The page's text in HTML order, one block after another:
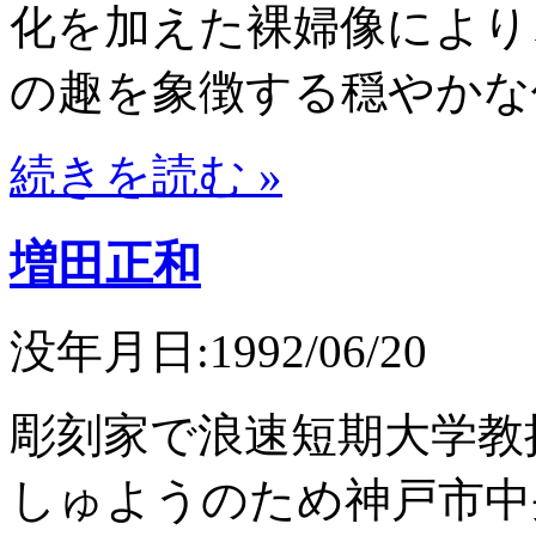
化を加えた裸婦像によ
の趣を象徴する穏やか
続きを読む »
増田正和
没年月日:1992/06/20
彫刻家で浪速短期大学
しゅようのため神戸市